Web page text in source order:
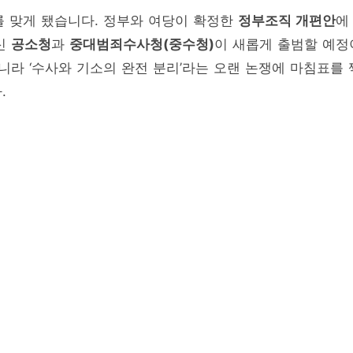
맞게 됐습니다. 정부와 여당이 확정한 정부조직 개편안에
공소청과 중대범죄수사청(중수청)이 새롭게 출범할 예정
‘수사와 기소의 완전 분리’라는 오랜 논쟁에 마침표를